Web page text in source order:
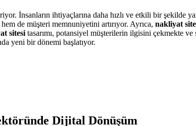
İnsanların ihtiyaçlarına daha hızlı ve etkili bir şekilde
de müşteri memnuniyetini artırıyor. Ayrıca, nakliyat
sitesi tasarımı, potansiyel müşterilerin ilgisini çekmekte
yeni bir dönemi başlatıyor.
Dijital Dönüşüm